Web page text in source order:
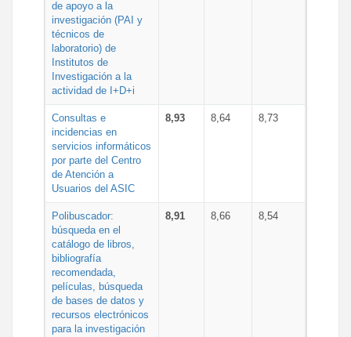
de apoyo a la
investigación (PAI y
técnicos de
laboratorio) de
Institutos de
Investigación a la
actividad de I+D+i
Consultas e
incidencias en
servicios informáticos
por parte del Centro
de Atención a
Usuarios del ASIC
8,93 8,64 8,73
Polibuscador:
búsqueda en el
catálogo de libros,
bibliografía
recomendada,
películas, búsqueda
de bases de datos y
recursos electrónicos
para la investigación
8,91 8,66 8,54